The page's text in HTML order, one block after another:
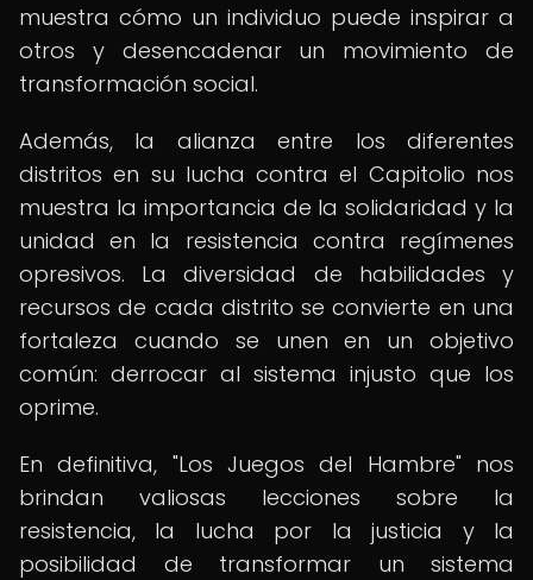
muestra cómo un individuo puede inspirar a
otros y desencadenar un movimiento de
transformación social.
Además, la alianza entre los diferentes
distritos en su lucha contra el Capitolio nos
muestra la importancia de la solidaridad y la
unidad en la resistencia contra regímenes
opresivos. La diversidad de habilidades y
recursos de cada distrito se convierte en una
fortaleza cuando se unen en un objetivo
común: derrocar al sistema injusto que los
oprime.
En definitiva, "Los Juegos del Hambre" nos
brindan valiosas lecciones sobre la
resistencia, la lucha por la justicia y la
posibilidad de transformar un sistema